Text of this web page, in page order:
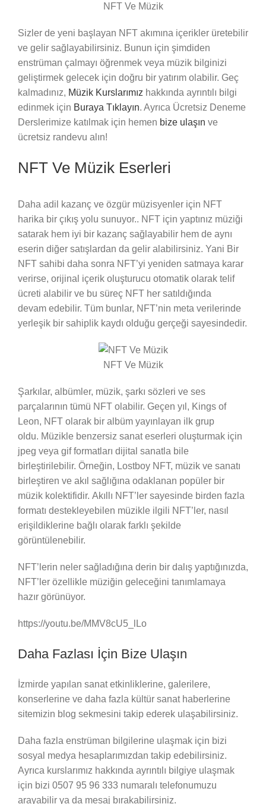
NFT Ve Müzik
Sizler de yeni başlayan NFT akımına içerikler üretebilir
ve gelir sağlayabilirsiniz. Bunun için şimdiden
enstrüman çalmayı öğrenmek veya müzik bilginizi
geliştirmek gelecek için doğru bir yatırım olabilir. Geç
kalmadınız, Müzik Kurslarımız hakkında ayrıntılı bilgi
edinmek için Buraya Tıklayın. Ayrıca Ücretsiz Deneme
Derslerimize katılmak için hemen bize ulaşın ve
ücretsiz randevu alın!
NFT Ve Müzik Eserleri
Daha adil kazanç ve özgür müzisyenler için NFT
harika bir çıkış yolu sunuyor.. NFT için yaptınız müziği
satarak hem iyi bir kazanç sağlayabilir hem de aynı
eserin diğer satışlardan da gelir alabilirsiniz. Yani Bir
NFT sahibi daha sonra NFT’yi yeniden satmaya karar
verirse, orijinal içerik oluşturucu otomatik olarak telif
ücreti alabilir ve bu süreç NFT her satıldığında
devam edebilir. Tüm bunlar, NFT’nin meta verilerinde
yerleşik bir sahiplik kaydı olduğu gerçeği sayesindedir.
NFT Ve Müzik
Şarkılar, albümler, müzik, şarkı sözleri ve ses
parçalarının tümü NFT olabilir. Geçen yıl, Kings of
Leon, NFT olarak bir albüm yayınlayan ilk grup
oldu. Müzikle benzersiz sanat eserleri oluşturmak için
jpeg veya gif formatları dijital sanatla bile
birleştirilebilir. Örneğin, Lostboy NFT, müzik ve sanatı
birleştiren ve akıl sağlığına odaklanan popüler bir
müzik kolektifidir. Akıllı NFT’ler sayesinde birden fazla
formatı destekleyebilen müzikle ilgili NFT’ler, nasıl
erişildiklerine bağlı olarak farklı şekilde
görüntülenebilir.
NFT’lerin neler sağladığına derin bir dalış yaptığınızda,
NFT’ler özellikle müziğin geleceğini tanımlamaya
hazır görünüyor.
https://youtu.be/MMV8cU5_lLo
Daha Fazlası İçin Bize Ulaşın
İzmirde yapılan sanat etkinliklerine, galerilere,
konserlerine ve daha fazla kültür sanat haberlerine
sitemizin blog sekmesini takip ederek ulaşabilirsiniz.
Daha fazla enstrüman bilgilerine ulaşmak için bizi
sosyal medya hesaplarımızdan takip edebilirsiniz.
Ayrıca kurslarımız hakkında ayrıntılı bilgiye ulaşmak
için bizi 0507 95 96 333 numaralı telefonumuzu
arayabilir ya da mesaj bırakabilirsiniz.